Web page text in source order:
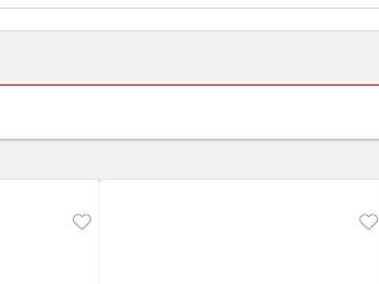
(конвекция, гриль, самоочистка,